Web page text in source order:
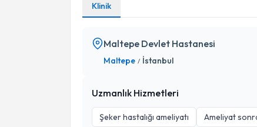
Klinik
Maltepe Devlet Hastanesi
Maltepe / İstanbul
Uzmanlık Hizmetleri
Şeker hastalığı ameliyatı
Ameliyat